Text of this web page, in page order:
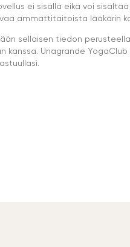
ei sisällä eikä voi
ammattitaitoista lääkärin
sellaisen tiedon
kanssa. Unagrande